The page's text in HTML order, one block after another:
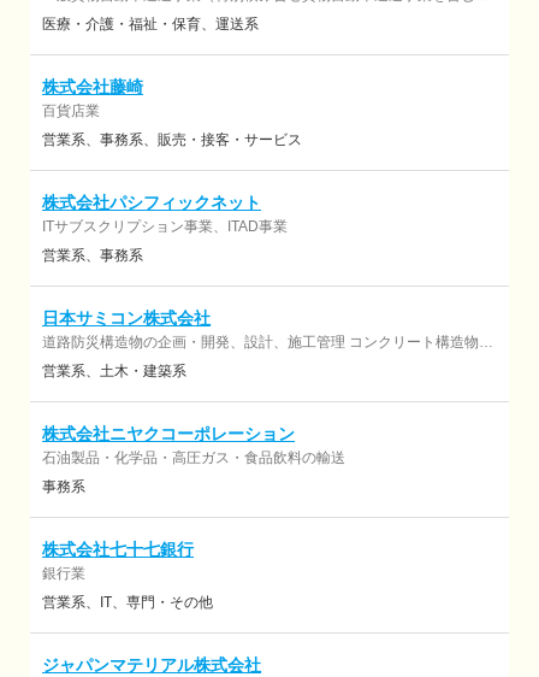
貨物利用運送事業、倉庫業（常温、冷蔵、冷凍）、一般事業主行動計
医療・介護・福祉・保育 運送系
株式会社藤崎
百貨店業
営業系
事務系 販売・接客・サービス
株式会社パシフィックネット
ITサブスクリプション事業、ITAD事業
営業系
事務系
日本サミコン株式会社
道路防災構造物の企画・開発、設計、施工管理 コンクリート構造物の
維持、補修、補強および調査に関する事業 など
営業系 土木・建築系
株式会社ニヤクコーポレーション
石油製品・化学品・高圧ガス・食品飲料の輸送
事務系
株式会社七十七銀行
銀行業
営業系
IT 専門・その他
ジャパンマテリアル株式会社